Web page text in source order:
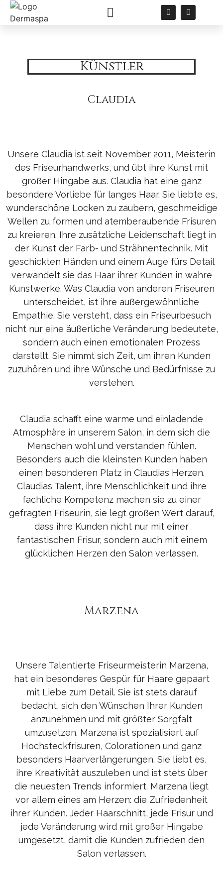
Künstler
Künstler
Claudia
Unsere Claudia ist seit November 2011, Meisterin
des Friseurhandwerks, und übt ihre Kunst mit
großer Hingabe aus. Claudia hat eine ganz
besondere Vorliebe für langes Haar. Sie liebte es,
wunderschöne Locken zu zaubern, geschmeidige
Wellen zu formen und atemberaubende Frisuren
zu kreieren. Ihre zusätzliche Leidenschaft liegt in
der Kunst der Farb- und Strähnentechnik. Mit
geschickten Händen und einem Auge fürs Detail
verwandelt sie das Haar ihrer Kunden in wahre
Kunstwerke. Was Claudia von anderen Friseuren
unterscheidet, ist ihre außergewöhnliche
Empathie. Sie versteht, dass ein Friseurbesuch
nicht nur eine äußerliche Veränderung bedeutete,
sondern auch einen emotionalen Prozess
darstellt. Sie nimmt sich Zeit, um ihren Kunden
zuzuhören und ihre Wünsche und Bedürfnisse zu
verstehen.
Claudia schafft eine warme und einladende
Atmosphäre in unserem Salon, in dem sich die
Menschen wohl und verstanden fühlen.
Besonders auch die kleinsten Kunden haben
einen besonderen Platz in Claudias Herzen.
Claudias Talent, ihre Menschlichkeit und ihre
fachliche Kompetenz machen sie zu einer
gefragten Friseurin, sie legt großen Wert darauf,
dass ihre Kunden nicht nur mit einer
fantastischen Frisur, sondern auch mit einem
glücklichen Herzen den Salon verlassen.
Marzena
Unsere Talentierte Friseurmeisterin Marzena,
hat ein besonderes Gespür für Haare gepaart
mit Liebe zum Detail. Sie ist stets darauf
bedacht, sich den Wünschen Ihrer Kunden
anzunehmen und mit größter Sorgfalt
umzusetzen. Marzena ist spezialisiert auf
Hochsteckfrisuren, Colorationen und ganz
besonders Haarverlängerungen. Sie liebt es,
ihre Kreativität auszuleben und ist stets über
die neuesten Trends informiert. Marzena liegt
vor allem eines am Herzen: die Zufriedenheit
ihrer Kunden. Jeder Haarschnitt, jede Frisur und
jede Veränderung wird mit großer Hingabe
umgesetzt, damit die Kunden zufrieden den
Salon verlassen.